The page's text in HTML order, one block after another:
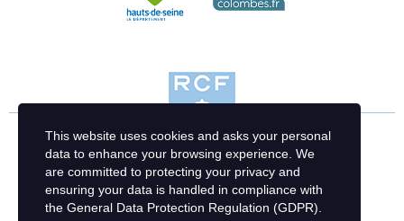
This website uses cookies and asks your personal
data to enhance your browsing experience. We
are committed to protecting your privacy and
ensuring your data is handled in compliance with
the General Data Protection Regulation (GDPR)